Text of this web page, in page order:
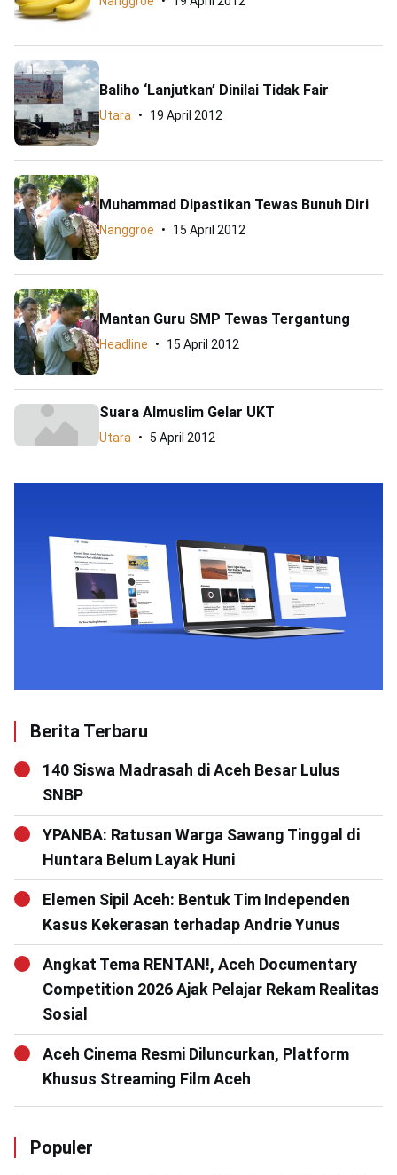
Baliho ‘Lanjutkan’ Dinilai Tidak Fair
Utara 19 April 2012
Muhammad Dipastikan Tewas Bunuh Diri
Nanggroe 15 April 2012
Mantan Guru SMP Tewas Tergantung
Headline 15 April 2012
Suara Almuslim Gelar UKT
Utara 5 April 2012
Berita Terbaru
140 Siswa Madrasah di Aceh Besar Lulus
SNBP
YPANBA: Ratusan Warga Sawang Tinggal di
Huntara Belum Layak Huni
Elemen Sipil Aceh: Bentuk Tim Independen
Kasus Kekerasan terhadap Andrie Yunus
Angkat Tema RENTAN!, Aceh Documentary
Competition 2026 Ajak Pelajar Rekam Realitas
Sosial
Aceh Cinema Resmi Diluncurkan, Platform
Khusus Streaming Film Aceh
Populer